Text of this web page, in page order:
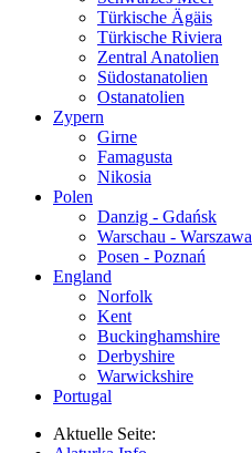
Türkische Ägäis
Türkische Riviera
Zentral Anatolien
Südostanatolien
Ostanatolien
Zypern
Girne
Famagusta
Nikosia
Polen
Danzig - Gdańsk
Warschau - Warszawa
Posen - Poznań
England
Norfolk
Kent
Buckinghamshire
Derbyshire
Warwickshire
Portugal
Aktuelle Seite: